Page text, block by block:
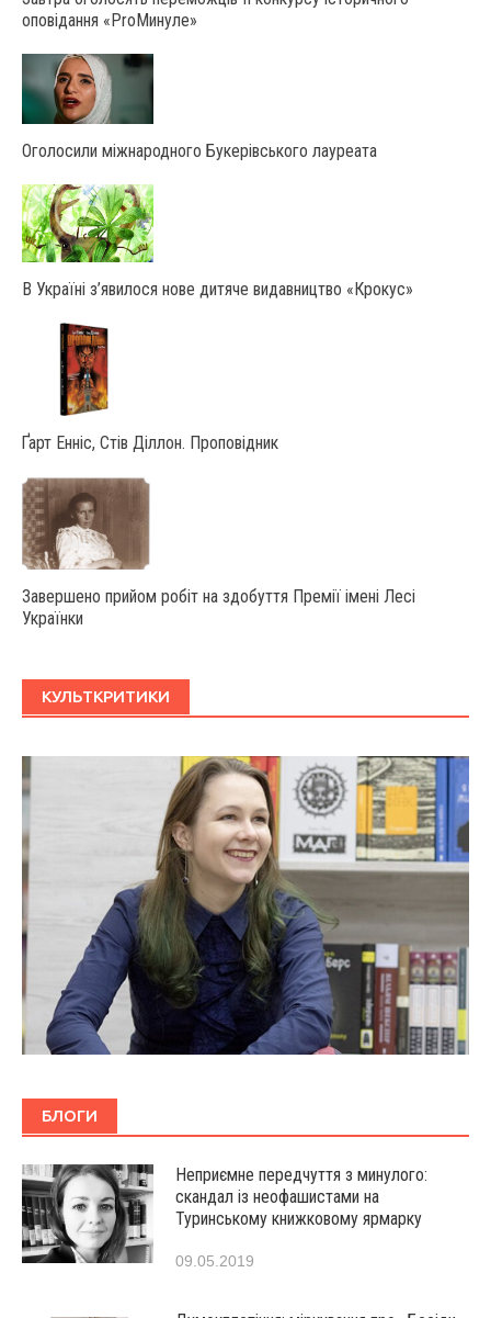
оповідання «ProМинуле»
Оголосили міжнародного Букерівського лауреата
В Україні з’явилося нове дитяче видавництво «Крокус»
Ґарт Енніс, Стів Діллон. Проповідник
Завершено прийом робіт на здобуття Премії імені Лесі
Українки
КУЛЬТКРИТИКИ
БЛОГИ
Неприємне передчуття з минулого:
скандал із неофашистами на
Туринському книжковому ярмарку
09.05.2019